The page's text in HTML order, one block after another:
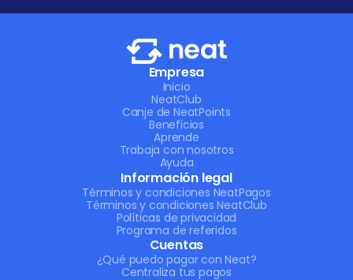
Empresa
Inicio
NeatClub
Canje de NeatPoints
Beneficios
Aprende
Trabaja con nosotros
Ayuda
Información legal
Términos y condiciones NeatPagos
Términos y condiciones NeatClub
Políticas de privacidad
Programa de referidos
Cuentas
¿Qué puedo pagar con Neat?
Centraliza tus pagos